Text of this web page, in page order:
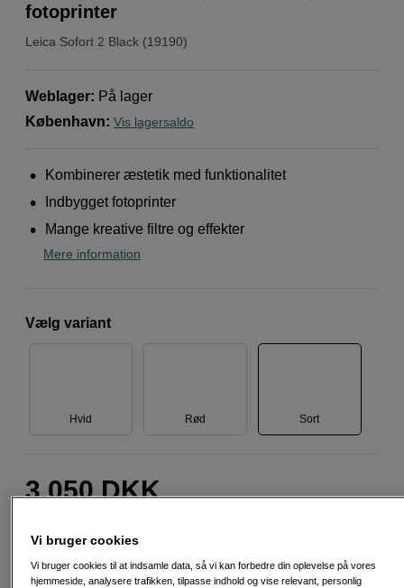
Leica Sofort 2 Black (19190)
fotoprinter
Weblager: På lager
København: Vis lagersaldo
Kombinerer æstetik med funktionalitet
Indbygget fotoprinter
Mange kreative filtre og effekter
Mere information
Vælg variant
Hvid Rød Sort
3.050 DKK
Vi bruger cookies
Vi bruger cookies til at indsamle data, så vi kan forbedre din oplevelse på vores
hjemmeside, analysere trafikken, tilpasse indhold og vise relevant, personlig